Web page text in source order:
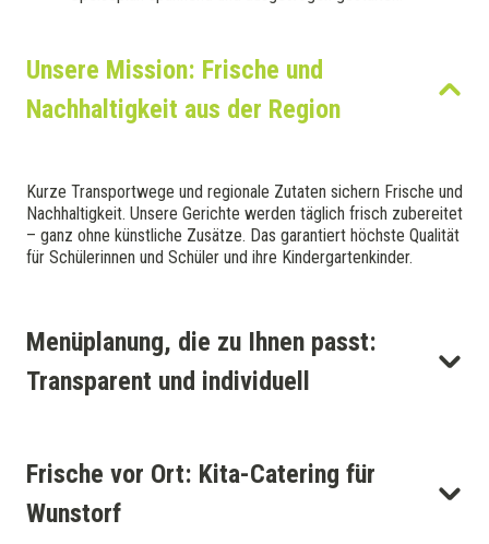
Unsere Mission: Frische und
Nachhaltigkeit aus der Region
Kurze Transportwege und regionale Zutaten sichern Frische und
Nachhaltigkeit. Unsere Gerichte werden täglich frisch zubereitet
– ganz ohne künstliche Zusätze. Das garantiert höchste Qualität
für Schülerinnen und Schüler und ihre Kindergartenkinder.
Menüplanung, die zu Ihnen passt:
Transparent und individuell
Frische vor Ort: Kita-Catering für
Wunstorf